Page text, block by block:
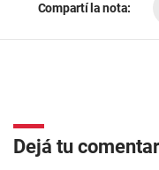
Compartí la nota:
Dejá tu